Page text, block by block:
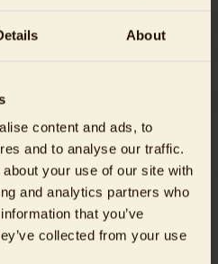
About
content and ads, to
and to analyse our traffic.
your use of our site with
and analytics partners who
that you’ve
collected from your use
damit einmal mehr
moderner und
Gäste die Elefantenfamilie
beobachten. Der
fertiggestellt und wird
Die Arbeiten an den
sind noch nicht
ist das Haus derzeit für
Die Eröffnung des Hauses ist